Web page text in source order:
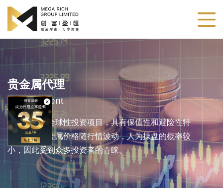
贵金属代理
Metals Agent
贵金属作为全球性投资项目，具有保值性和避险性特
点。由于贵金属价格随行情波动，人为操盘的概率较
小，因此受到众多投资者的青睐。